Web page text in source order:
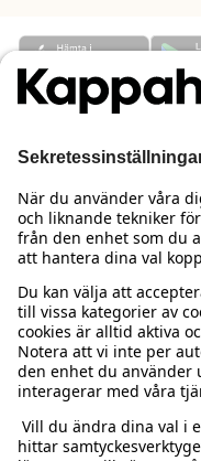
Behöver du hjälp?
Kundservice
Vanliga frågor
Beställning & retur
Kontakta oss
Hitta butik
Kappahl Club
Logga in
Kappahl Club
Medlemsvillkor
Om oss
Om Kappahl Group
Villkor & policy
Köpvillkor Sverige
Mer från oss